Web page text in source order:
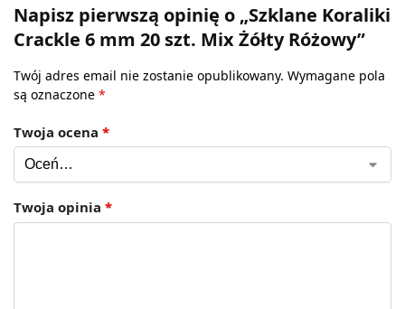
Napisz pierwszą opinię o „Szklane Koraliki
Crackle 6 mm 20 szt. Mix Żółty Różowy”
Twój adres email nie zostanie opublikowany. Wymagane pola
są oznaczone *
Twoja ocena *
Twoja opinia *